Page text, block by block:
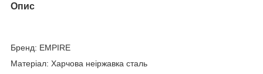
Опис
Бренд: EMPIRE
Матеріал: Харчова неіржавка сталь